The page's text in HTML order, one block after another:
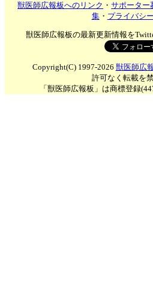
獣医師広報板へのリンク ・サポーター
集・ プライバシ
獣医師広報板の最新更新情報を
Copyright(C) 1997-2026 獣医師広
許可なく転載を
「獣医師広報板」は商標登録